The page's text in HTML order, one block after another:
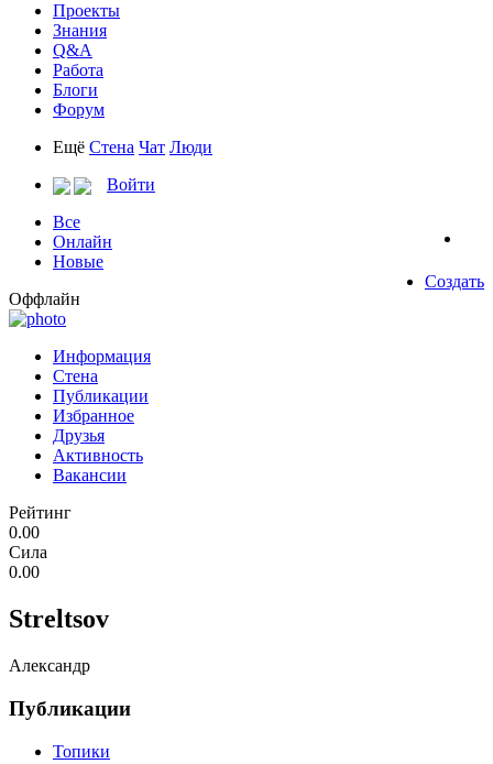
Проекты
Знания
Q&A
Работа
Блоги
Форум
Ещё Стена Чат Люди
Войти
Все
Онлайн
Новые
Создать
Оффлайн
Информация
Стена
Публикации
Избранное
Друзья
Активность
Вакансии
Рейтинг
0.00
Сила
0.00
Streltsov
Александр
Публикации
Топики